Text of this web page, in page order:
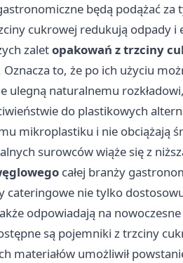
będą podążać
cukrowej redukują odpady i
zaletopakowań z trzciny
Oznacza to, że po ich użyciu
ulegną naturalnemu
do plastikowych
mikroplastiku i nie obciążają
surowców wiąże się z
całej branży
nie tylko
odpowiadają na
są pojemniki z trzciny
materiałów umożliwił